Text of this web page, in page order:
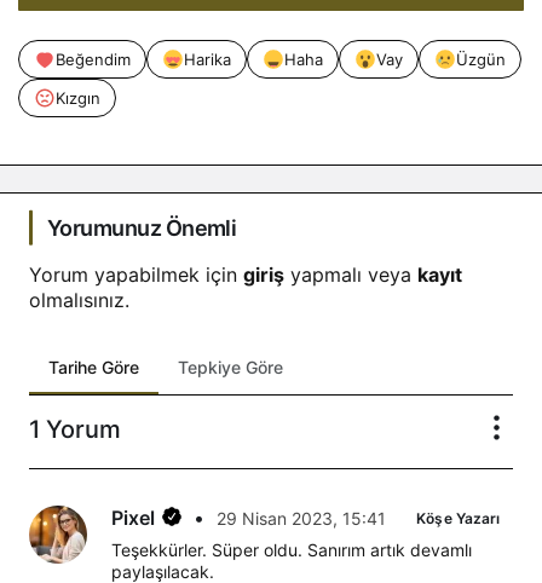
Beğendim Harika Haha Vay
Üzgün
Kızgın
Yorumunuz Önemli
Yorum yapabilmek için giriş yapmalı veya kayıt
olmalısınız.
Tarihe Göre Tepkiye Göre
1 Yorum
Pixel Köşe Yazarı
•
29 Nisan 2023, 15:41
Teşekkürler. Süper oldu. Sanırım artık devamlı
paylaşılacak.